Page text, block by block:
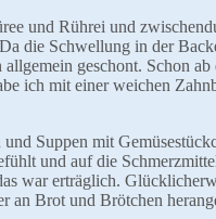
und Rührei und
die Schwellung in der
geschont. Schon
ich mit einer weichen
Suppen mit
und auf die
war erträglich.
an Brot und Brötchen